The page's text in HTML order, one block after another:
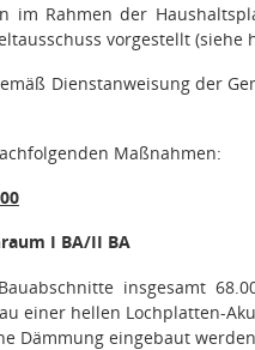
im Rahmen der
vorgestellt (siehe
Dienstanweisung der
Maßnahmen:
I BA/II BA
insgesamt
einer hellen Lochplatten-
Dämmung eingebaut